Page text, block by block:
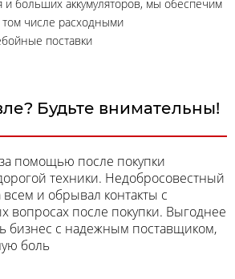
и больших аккумуляторов, мы обеспечим
числе расходными
поставки
Будьте внимательны!
помощью после покупки
техники. Недобросовестный
и обрывал контакты с
вопросах после покупки. Выгоднее
бизнес с надежным поставщиком,
боль